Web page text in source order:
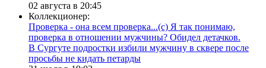
02 августа в 20:45
Коллекционер:
Проверка - она всем проверка...(с) Я так понимаю,
проверка в отношении мужчины? Обидел детачков.
В Сургуте подростки избили мужчину в сквере после
просьбы не кидать петарды